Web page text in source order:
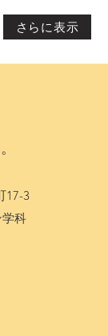
さらに表示
17-3
科